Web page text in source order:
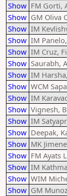
Show FM Gorti,
Show GM Oliva
Show IM
Show IM
Show IM Cruz,
Show Saurabh,
Show IM
Show WCM
Show IM
Show Vignesh,
Show IM
Show Deepak,
Show MK
Show FM Ayats
Show IM
Show WIM
Show GM